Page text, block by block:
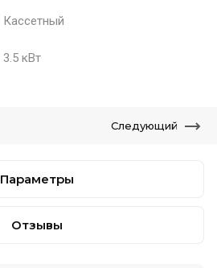
Кассетный
3.5 кВт
Следующий
Параметры
Отзывы